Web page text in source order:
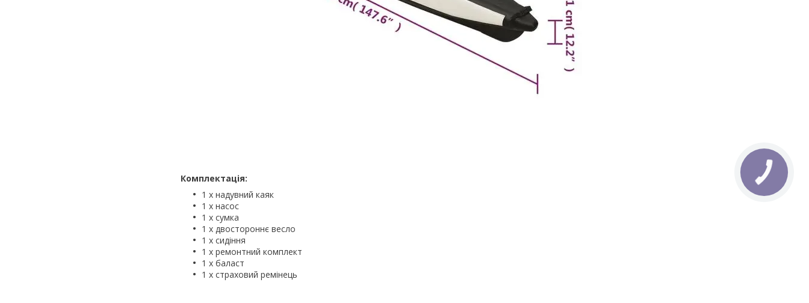
Комплектація:
1 х надувний каяк
1 х насос
1 х сумка
1 х двостороннє весло
1 х сидіння
1 х ремонтний комплект
1 х баласт
1 х страховий ремінець